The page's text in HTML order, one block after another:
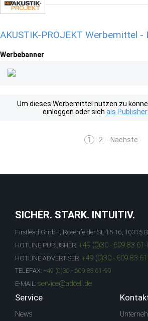
AKUSTIK-PROJEKT Werbemittel -
Werbebanner
Um dieses Werbemittel nutzen zu
einloggen oder sich als
1 2 Nächste
SICHER. STARK. INTUITIV.
Firstlead GmbH, Rosenfelder St. 15-16, 10315
HOTLINE PUBLISHER: +49 (0)30 - 609 83 61-
HOTLINE ADVERTISER: +49 (0)30 - 609 83
TELEFAX: +49 (0)30 - 609 83 61-99
E-MAIL: service@adcell.de
Service
News